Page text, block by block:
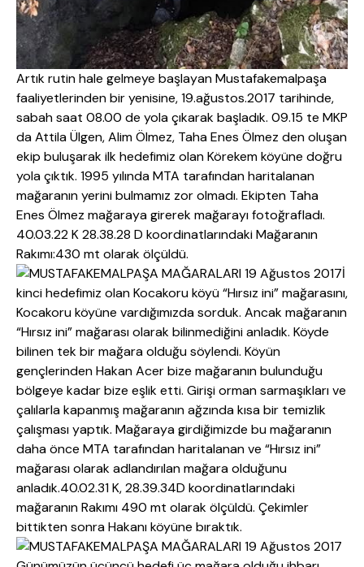
Artık rutin hale gelmeye başlayan Mustafakemalpaşa
faaliyetlerinden bir yenisine, 19.ağustos.2017 tarihinde,
sabah saat 08.00 de yola çıkarak başladık. 09.15 te MKP
da Attila Ülgen, Alim Ölmez, Taha Enes Ölmez den oluşan
ekip buluşarak ilk hedefimiz olan Körekem köyüne doğru
yola çıktık. 1995 yılında MTA tarafından haritalanan
mağaranın yerini bulmamız zor olmadı. Ekipten Taha
Enes Ölmez mağaraya girerek mağarayı fotoğrafladı.
40.03.22 K 28.38.28 D koordinatlarındaki Mağaranın
Rakımı:430 mt olarak ölçüldü.
İ
kinci hedefimiz olan Kocakoru köyü “Hırsız ini” mağarasını,
Kocakoru köyüne vardığımızda sorduk. Ancak mağaranın
“Hırsız ini” mağarası olarak bilinmediğini anladık. Köyde
bilinen tek bir mağara olduğu söylendi. Köyün
gençlerinden Hakan Acer bize mağaranın bulunduğu
bölgeye kadar bize eşlik etti. Girişi orman sarmaşıkları ve
çalılarla kapanmış mağaranın ağzında kısa bir temizlik
çalışması yaptık. Mağaraya girdiğimizde bu mağaranın
daha önce MTA tarafından haritalanan ve “Hırsız ini”
mağarası olarak adlandırılan mağara olduğunu
anladık.40.02.31 K, 28.39.34D koordinatlarındaki
mağaranın Rakımı 490 mt olarak ölçüldü. Çekimler
bittikten sonra Hakanı köyüne bıraktık.